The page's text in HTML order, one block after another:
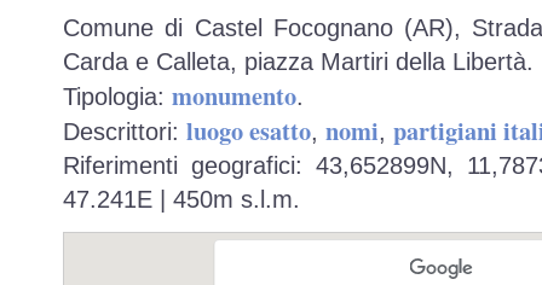
Comune di Castel Focognano (AR),
Carda e Calleta, piazza Martiri della Libertà.
Tipologia: monumento.
Descrittori: luogo esatto, nomi, partigiani
Riferimenti geografici: 43,652899N,
47.241E | 450m s.l.m.